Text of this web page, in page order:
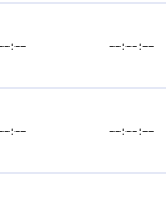
:-- --:--:--
:-- --:--:--